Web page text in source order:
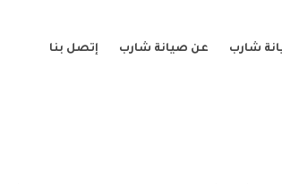
شارب عن صيانة شارب إتصل بنا